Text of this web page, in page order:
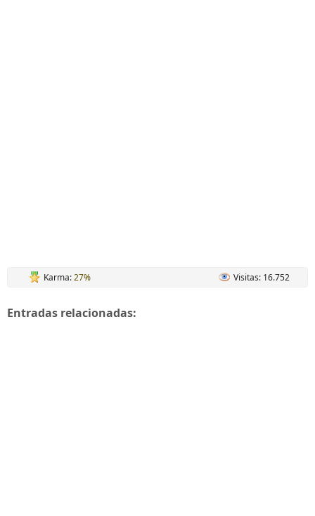
Karma:27% Visitas: 16.752
Entradas relacionadas: